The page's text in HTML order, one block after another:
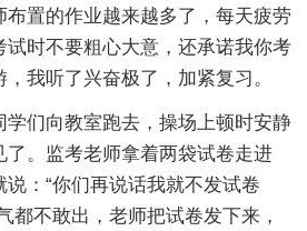
布置的作业越来越多了，每天疲劳
时不要粗心大意，还承诺我你考
我听了兴奋极了，加紧复习。
学们向教室跑去，操场上顿时安静
。监考老师拿着两袋试卷走进
：“你们再说话我就不发试卷
都不敢出，老师把试卷发下来，